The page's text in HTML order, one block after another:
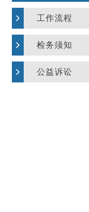
工作流程
检务须知
公益诉讼